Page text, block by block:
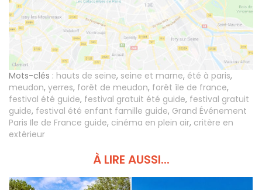
Mots-clés : hauts de seine, seine et marne, été à paris,
meudon, yerres, forêt de meudon, forêt île de france,
festival été guide, festival gratuit été guide, festival gratuit
guide, festival été enfant famille guide, Grand Événement
Paris Ile de France guide, cinéma en plein air, critère en
extérieur
À LIRE AUSSI...